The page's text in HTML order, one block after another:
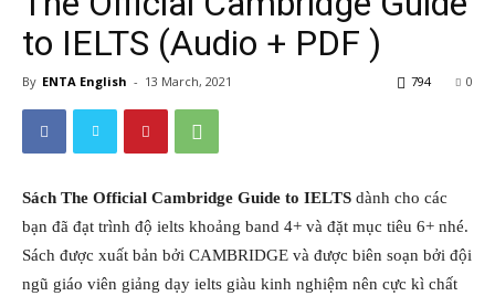
to IELTS (Audio + PDF )
By ENTA English - 13 March, 2021 0
794
Sách The Official Cambridge Guide to IELTS dành cho các
bạn đã đạt trình độ ielts khoảng band 4+ và đặt mục tiêu 6+ nhé.
Sách được xuất bản bởi CAMBRIDGE và được biên soạn bởi đội
ngũ giáo viên giảng dạy ielts giàu kinh nghiệm nên cực kì chất